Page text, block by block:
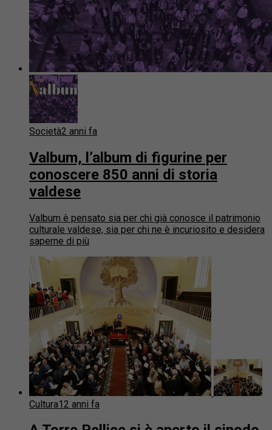
Società2 anni fa
Valbum, l’album di figurine per
conoscere 850 anni di storia
valdese
Valbum è pensato sia per chi già conosce il patrimonio
culturale valdese, sia per chi ne è incuriosito e desidera
saperne di più
Cultura12 anni fa